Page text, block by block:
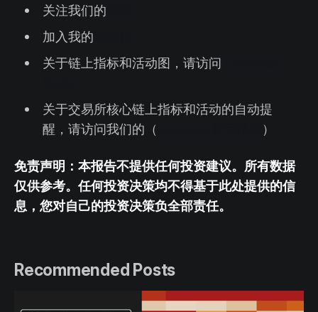
关注我们的
加入我的
关于链上指标和活动图，请访问
关于交易所核心链上指标和活动的自动提
醒，请访问我们的（
）
免责声明：本报告不提供任何投资建议。所有数据
仅供参考。任何投资决策均不得基于此处提供的信
息，您对自己的投资决策负全部责任。
Recommended Posts